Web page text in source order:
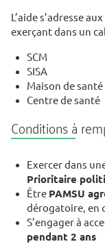
L’aide s’adresse aux
exerçant dans un
SCM
SISA
Maison de
Centre de santé
Conditions à
Exercer dans
Prioritaire
Être PAMSU
dérogatoire, en
S’engager à
pendant 2 ans